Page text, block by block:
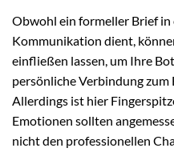
Obwohl ein formeller Brief in
Kommunikation dient,
einfließen lassen, um Ihre
persönliche Verbindung zum
Allerdings ist hier
Emotionen sollten
nicht den professionellen